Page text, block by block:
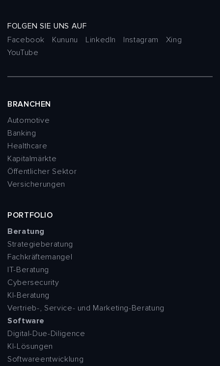
FOLGEN SIE UNS AUF
Facebook
Kununu LinkedIn Instagram
Xing
YouTube
BRANCHEN
Automotive
Banking
Healthcare
Kapitalmärkte
Öffentlicher Sektor
Versicherungen
PORTFOLIO
Beratung
Strategieberatung
Fachkräftemangel
IT-Beratung
Cybersecurity
KI-Beratung
Vertrieb-, Service- und Marketing-Beratung
Software
Digital-Due-Diligence
KI-Lösungen
Softwareentwicklung